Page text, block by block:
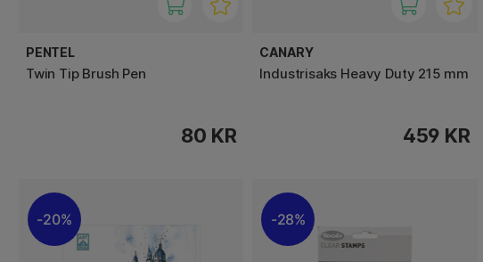
PENTEL
Twin Tip Brush Pen
80 KR
CANARY
Industrisaks Heavy Duty 215 mm
459 KR
20% 28%